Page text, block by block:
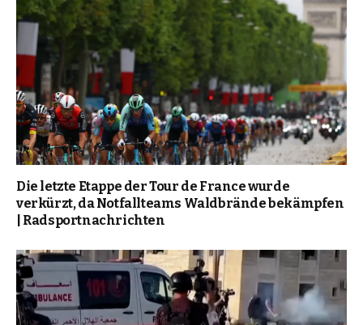
Die letzte Etappe der Tour de France wurde
verkürzt, da Notfallteams Waldbrände bekämpfen
| Radsportnachrichten